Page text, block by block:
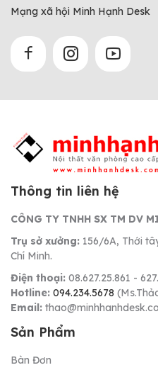
Mạng xã hội Minh Hạnh Desk
Thông tin liên hệ
CÔNG TY TNHH SX TM DV
Trụ sở xưởng: 156/6A, Thới
Chí Minh.
Điện thoại: 08.627.25.861 -
Hotline: 094.234.5678
Email:
Sản Phẩm
Bàn Đơn